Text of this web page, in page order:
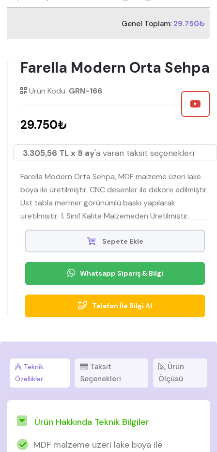
Genel Toplam: 29.750₺
Farella Modern Orta Sehpa
Ürün Kodu: GRN-166
29.750₺
3.305,56 TL x 9 ay'a varan taksit seçenekleri
Farella Modern Orta Sehpa, MDF malzeme üzeri lake
boya ile üretilmiştir. CNC desenler ile dekore edilmiştir.
Üst tabla mermer görünümlü baskı yapılarak
üretilmiştir. 1. Sınıf Kalite Malzemeden Üretilmiştir.
Üründe tüm parçalar demonte olarak gönderilir.
Modern ve şık tasarımı ile evinize değer katacak olan
Farella Orta Sehpa, salonunuzun odak noktası olacak.
Sepete Ekle
Whatsapp Sipariş & Bilgi
Telefon İle Bilgi Al
Teknik
Özellikler
Taksit
Seçenekleri
Ürün
Ölçüsü
Ürün Hakkında Teknik Bilgiler
MDF malzeme üzeri lake boya ile